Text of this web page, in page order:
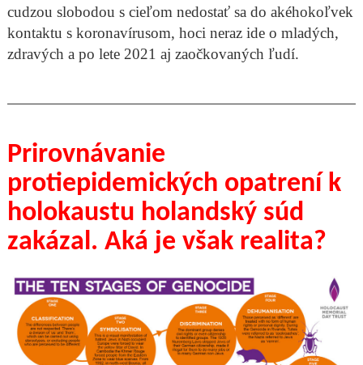
cudzou slobodou s cieľom nedostať sa do akéhokoľvek
kontaktu s koronavírusom, hoci neraz ide o mladých,
zdravých a po lete 2021 aj zaočkovaných ľudí.
Prirovnávanie
protiepidemických opatrení k
holokaustu holandský súd
zakázal. Aká je však realita?